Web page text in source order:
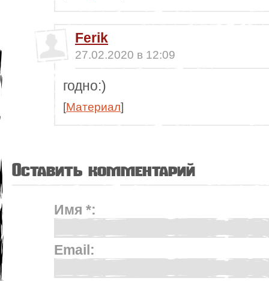
Ferik
27.02.2020 в 12:09
годно:)
[Материал]
Оставить комментарий
Имя *:
Email: